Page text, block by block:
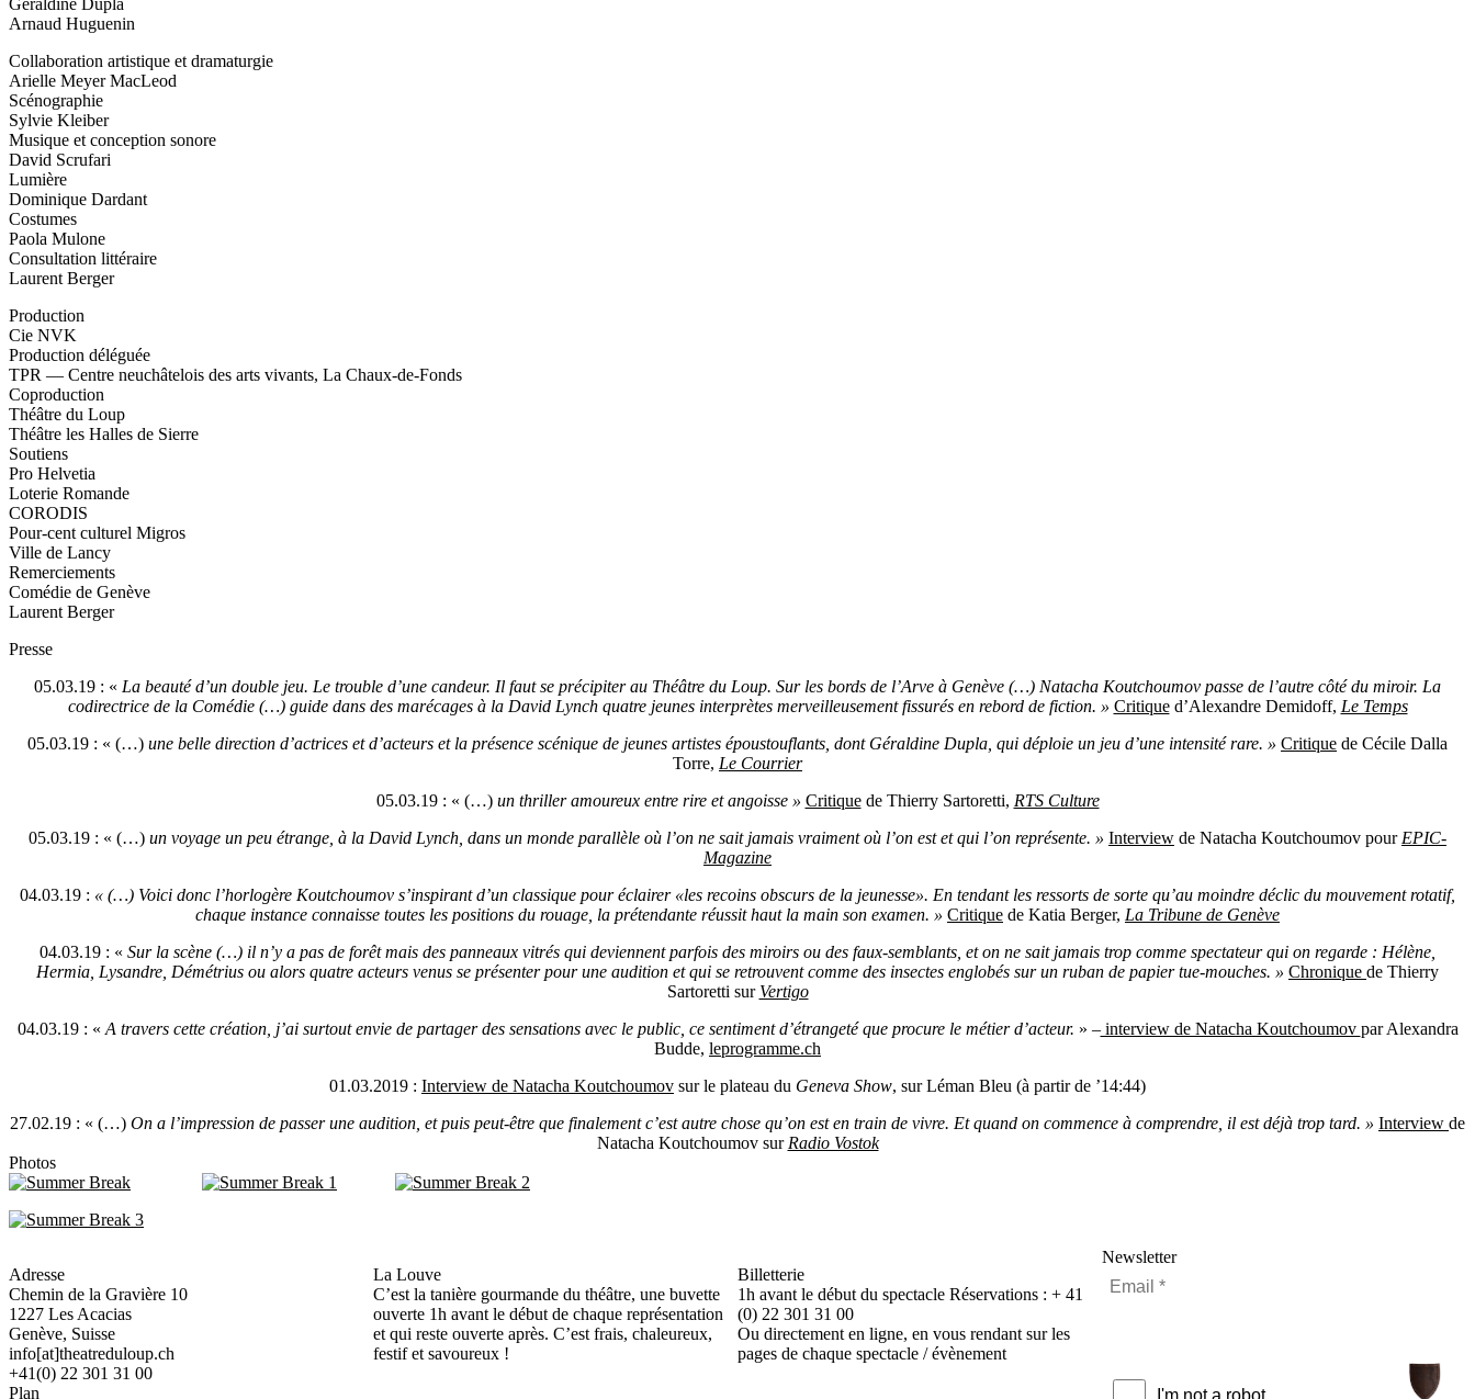
Arnaud Huguenin
Collaboration artistique et dramaturgie
Arielle Meyer MacLeod
Scénographie
Sylvie Kleiber
Musique et conception sonore
David Scrufari
Lumière
Dominique Dardant
Costumes
Paola Mulone
Consultation littéraire
Laurent Berger
Production
Cie NVK
Production déléguée
TPR — Centre neuchâtelois des arts vivants, La Chaux-de-Fonds
Coproduction
Théâtre du Loup
Théâtre les Halles de Sierre
Soutiens
Pro Helvetia
Loterie Romande
CORODIS
Pour-cent culturel Migros
Ville de Lancy
Remerciements
Comédie de Genève
Laurent Berger
Presse
05.03.19 : « La beauté d’un double jeu. Le trouble d’une candeur. Il faut se précipiter au Théâtre du Loup. Sur les bords de l’Arve à Genève (…) Natacha Koutchoumov passe de l’autre côté du miroir. La
codirectrice de la Comédie (…) guide dans des marécages à la David Lynch quatre jeunes interprètes merveilleusement fissurés en rebord de fiction. » Critiqued’Alexandre Demidoff, Le Temps
05.03.19 : « (…) une belle direction d’actrices et d’acteurs et la présence scénique de jeunes artistes époustouflants, dont Géraldine Dupla, qui déploie un jeu d’une intensité rare. » Critique de Cécile Dalla
Torre, Le Courrier
05.03.19 : « (…) un thriller amoureux entre rire et angoisse » Critiquede Thierry Sartoretti, RTS Culture
05.03.19 : « (…) un voyage un peu étrange, à la David Lynch, dans un monde parallèle où l’on ne sait jamais vraiment où l’on est et qui l’on représente. » Interview de Natacha Koutchoumov pour EPIC-
Magazine
04.03.19 : « (…) Voici donc l’horlogère Koutchoumov s’inspirant d’un classique pour éclairer «les recoins obscurs de la jeunesse». En tendant les ressorts de sorte qu’au moindre déclic du mouvement rotatif,
chaque instance connaisse toutes les positions du rouage, la prétendante réussit haut la main son examen. » Critique de Katia Berger, La Tribune de Genève
04.03.19 : « Sur la scène (…) il n’y a pas de forêt mais des panneaux vitrés qui deviennent parfois des miroirs ou des faux-semblants, et on ne sait jamais trop comme spectateur qui on regarde : Hélène,
Hermia, Lysandre, Démétrius ou alors quatre acteurs venus se présenter pour une audition et qui se retrouvent comme des insectes englobés sur un ruban de papier tue-mouches. » Chronique de Thierry
Sartoretti sur Vertigo
04.03.19 : « A travers cette création, j’ai surtout envie de partager des sensations avec le public, ce sentiment d’étrangeté que procure le métier d’acteur. » –interview de Natacha Koutchoumov par Alexandra
Budde, leprogramme.ch
01.03.2019 : Interview de Natacha Koutchoumov sur le plateau du Geneva Show, sur Léman Bleu (à partir de ’14:44)
27.02.19 : « (…) On a l’impression de passer une audition, et puis peut-être que finalement c’est autre chose qu’on est en train de vivre. Et quand on commence à comprendre, il est déjà trop tard. » Interview de
Natacha Koutchoumov sur Radio Vostok
Photos
Adresse
Chemin de la Gravière 10
1227 Les Acacias
Genève, Suisse
info[at]theatreduloup.ch
+41(0) 22 301 31 00
Plan
La Louve
C’est la tanière gourmande du théâtre, une buvette
ouverte 1h avant le début de chaque représentation
et qui reste ouverte après. C’est frais, chaleureux,
festif et savoureux !
Billetterie
1h avant le début du spectacle Réservations : + 41
(0) 22 301 31 00
Ou directement en ligne, en vous rendant sur les
pages de chaque spectacle / évènement
Newsletter